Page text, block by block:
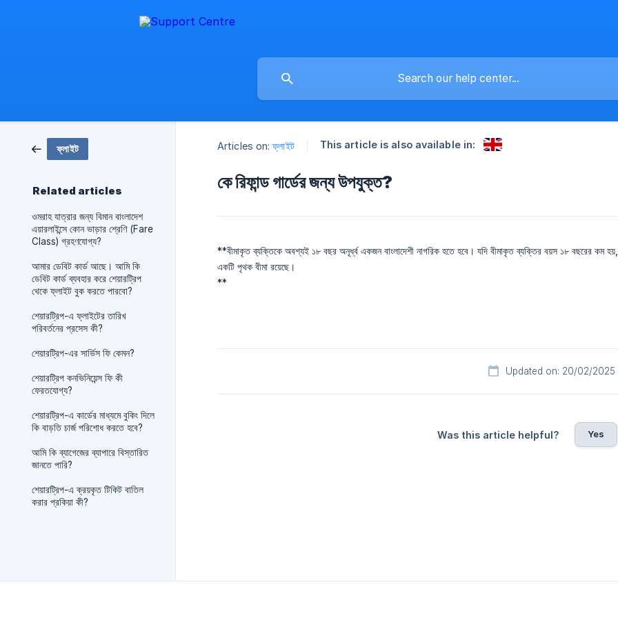
ফ্লাইট
Related articles
ওমরাহ যাত্রার জন্য বিমান বাংলাদেশ
এয়ারলাইন্সে কোন ভাড়ার শ্রেণি (Fare
Class) গ্রহণযোগ্য?
আমার ডেবিট কার্ড আছে। আমি কি
ডেবিট কার্ড ব্যবহার করে শেয়ারট্রিপ
থেকে ফ্লাইট বুক করতে পারবো?
শেয়ারট্রিপ-এ ফ্লাইটের তারিখ
পরিবর্তনের প্রসেস কী?
শেয়ারট্রিপ-এর সার্ভিস ফি কেমন?
শেয়ারট্রিপ কনভিনিয়েন্স ফি কী
ফেরতযোগ্য?
শেয়ারট্রিপ-এ কার্ডের মাধ্যমে বুকিং দিলে
কি বাড়তি চার্জ পরিশোধ করতে হবে?
আমি কি ব্যাগেজের ব্যাপারে বিস্তারিত
জানতে পারি?
শেয়ারট্রিপ-এ ক্রয়কৃত টিকিট বাতিল
করার প্রকিয়া কী?
Articles on: ফ্লাইট This article is also available in:
কে রিফান্ড গার্ডের জন্য উপযুক্ত?
**বীমাকৃত ব্যক্তিকে অবশ্যই ১৮ বছর অনূর্ধ্ব একজন বাংলাদেশী নাগরিক হতে হবে। যদি বীমাকৃত ব্যক্তির বয়স ১৮ বছরের কম
একটি পৃথক বীমা রয়েছে।
**
Updated on: 20/02/2025
Was this article helpful? Yes